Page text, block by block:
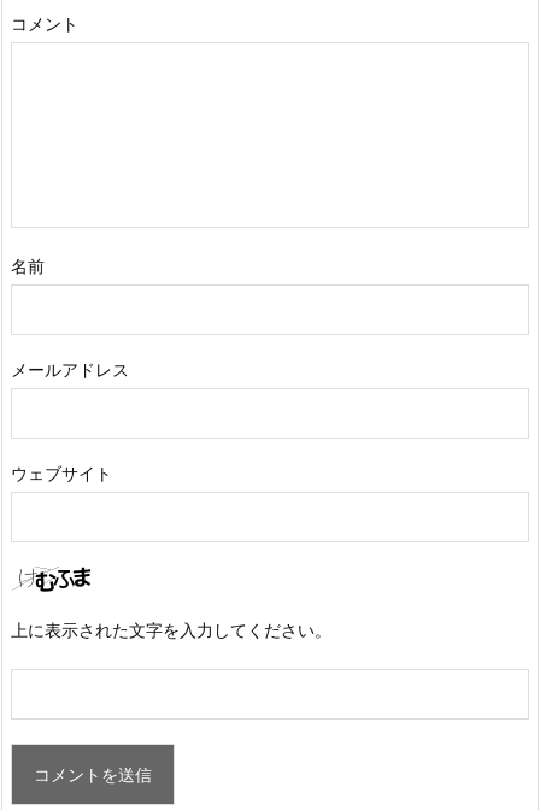
コメント
名前
メールアドレス
ウェブサイト
上に表示された文字を入力してください。